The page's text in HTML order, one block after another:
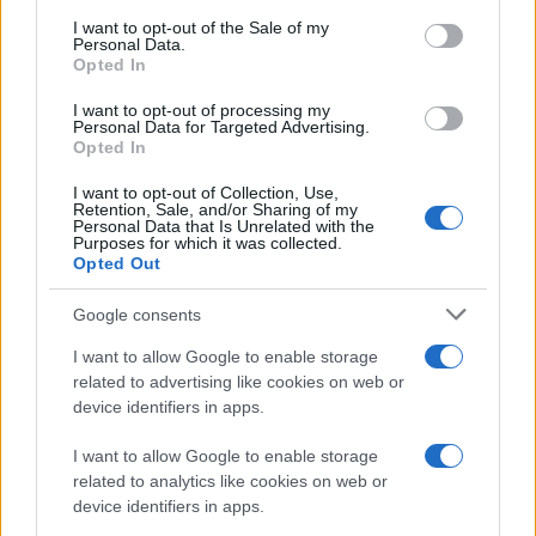
consent section.
I want to opt-out of the Sale of my
Personal Data.
Opted In
I want to opt-out of processing my
Personal Data for Targeted Advertising.
Opted In
I want to opt-out of Collection, Use,
Retention, Sale, and/or Sharing of my
Personal Data that Is Unrelated with the
Purposes for which it was collected.
Opted Out
Google consents
I want to allow Google to enable storage
related to advertising like cookies on web or
device identifiers in apps.
I want to allow Google to enable storage
related to analytics like cookies on web or
device identifiers in apps.
Διαβάστε περισσότερα
Παρασκευή 07 Αυγ 2026, 14:24
Πολιτείας
«Η ισονομία δεν είναι
υποχρέωση»
Παρασκευή 07 Αυγ 2026, 14:14
Στίβος - Παγκόσμιο
Μητροπούλου στο
μήκος